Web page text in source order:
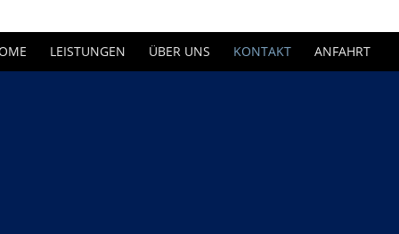
LEISTUNGEN ÜBER UNS KONTAKT ANFAHRT